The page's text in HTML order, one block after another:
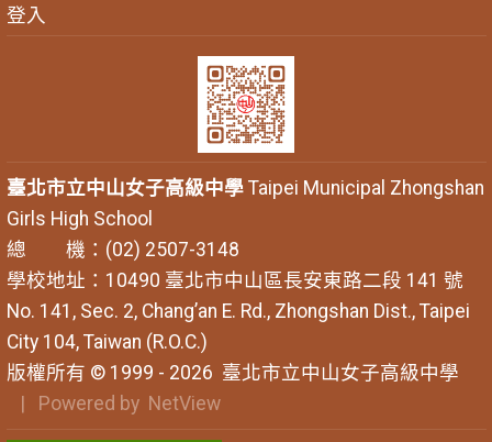
登入
臺北市立中山女子高級中學Taipei Municipal Zhongshan
Girls High School
總 機：(02) 2507-3148
學校地址：10490 臺北市中山區長安東路二段 141 號
No. 141, Sec. 2, Chang’an E. Rd., Zhongshan Dist., Taipei
City 104, Taiwan (R.O.C.)
版權所有 © 1999 - 2026 臺北市立中山女子高級中學
| Powered by NetView